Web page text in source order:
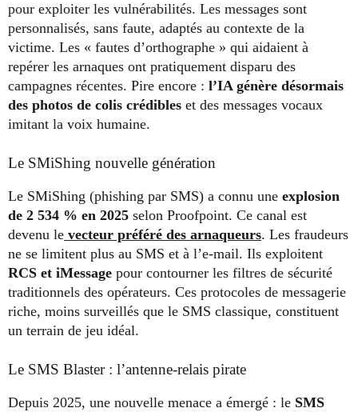
pour exploiter les vulnérabilités. Les messages sont
personnalisés, sans faute, adaptés au contexte de la
victime. Les « fautes d’orthographe » qui aidaient à
repérer les arnaques ont pratiquement disparu des
campagnes récentes. Pire encore : l’IA génère désormais
des photos de colis crédibles et des messages vocaux
imitant la voix humaine.
Le SMiShing nouvelle génération
Le SMiShing (phishing par SMS) a connu une explosion
de 2 534 % en 2025 selon Proofpoint. Ce canal est
devenu le vecteur préféré des arnaqueurs. Les fraudeurs
ne se limitent plus au SMS et à l’e-mail. Ils exploitent
RCS et iMessage pour contourner les filtres de sécurité
traditionnels des opérateurs. Ces protocoles de messagerie
riche, moins surveillés que le SMS classique, constituent
un terrain de jeu idéal.
Le SMS Blaster : l’antenne-relais pirate
Depuis 2025, une nouvelle menace a émergé : le SMS